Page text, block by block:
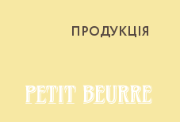
ПРОДУКЦІЯ